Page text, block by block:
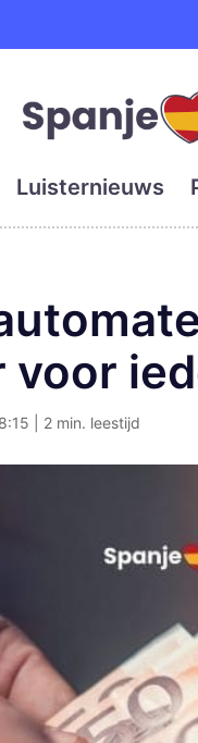
en
Luisternieuws
| 2 min. leestijd